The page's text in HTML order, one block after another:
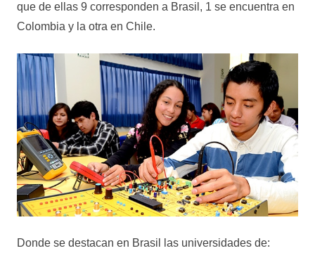
que de ellas 9 corresponden a Brasil, 1 se encuentra en
Colombia y la otra en Chile.
Donde se destacan en Brasil las universidades de: